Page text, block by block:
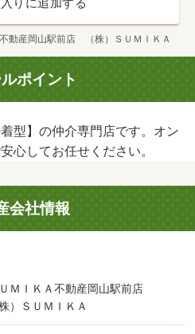
りに追加する
動産岡山駅前店 （株）ＳＵＭＩＫＡ
ポイント
型】の仲介専門店です。オン
心してお任せください。
会社情報
ＭＩＫＡ不動産岡山駅前店
株）ＳＵＭＩＫＡ